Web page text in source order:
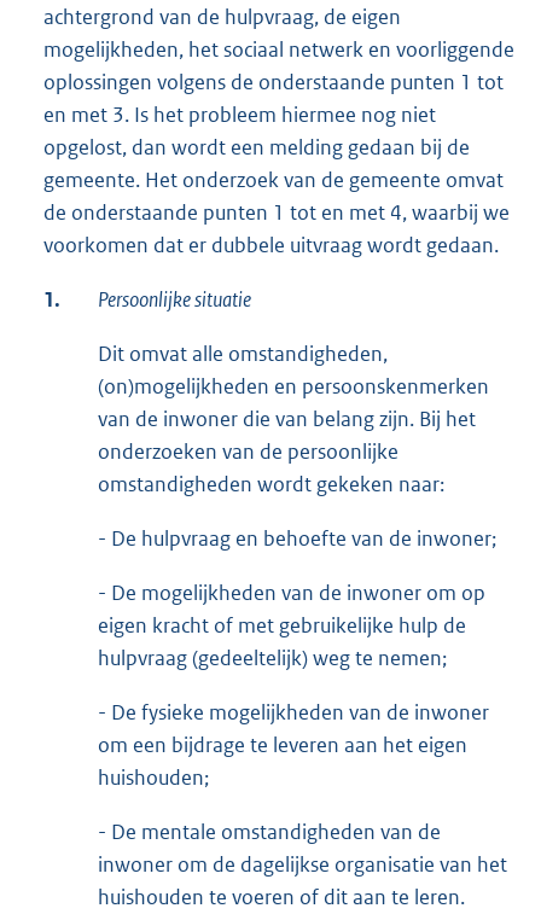
achtergrond van de hulpvraag, de eigen
mogelijkheden, het sociaal netwerk en voorliggende
oplossingen volgens de onderstaande punten 1 tot
en met 3. Is het probleem hiermee nog niet
opgelost, dan wordt een melding gedaan bij de
gemeente. Het onderzoek van de gemeente omvat
de onderstaande punten 1 tot en met 4, waarbij we
voorkomen dat er dubbele uitvraag wordt gedaan.
1. Persoonlijke situatie
Dit omvat alle omstandigheden,
(on)mogelijkheden en persoonskenmerken
van de inwoner die van belang zijn. Bij het
onderzoeken van de persoonlijke
omstandigheden wordt gekeken naar:
- De hulpvraag en behoefte van de inwoner;
- De mogelijkheden van de inwoner om op
eigen kracht of met gebruikelijke hulp de
hulpvraag (gedeeltelijk) weg te nemen;
- De fysieke mogelijkheden van de inwoner
om een bijdrage te leveren aan het eigen
huishouden;
- De mentale omstandigheden van de
inwoner om de dagelijkse organisatie van het
huishouden te voeren of dit aan te leren.